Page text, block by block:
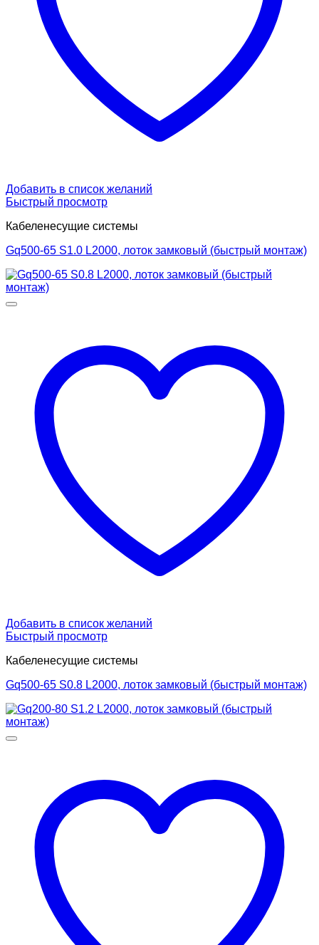
Добавить в список желаний
Быстрый просмотр
Кабеленесущие системы
Gq500-65 S1.0 L2000, лоток замковый (быстрый монтаж)
Добавить в список желаний
Быстрый просмотр
Кабеленесущие системы
Gq500-65 S0.8 L2000, лоток замковый (быстрый монтаж)